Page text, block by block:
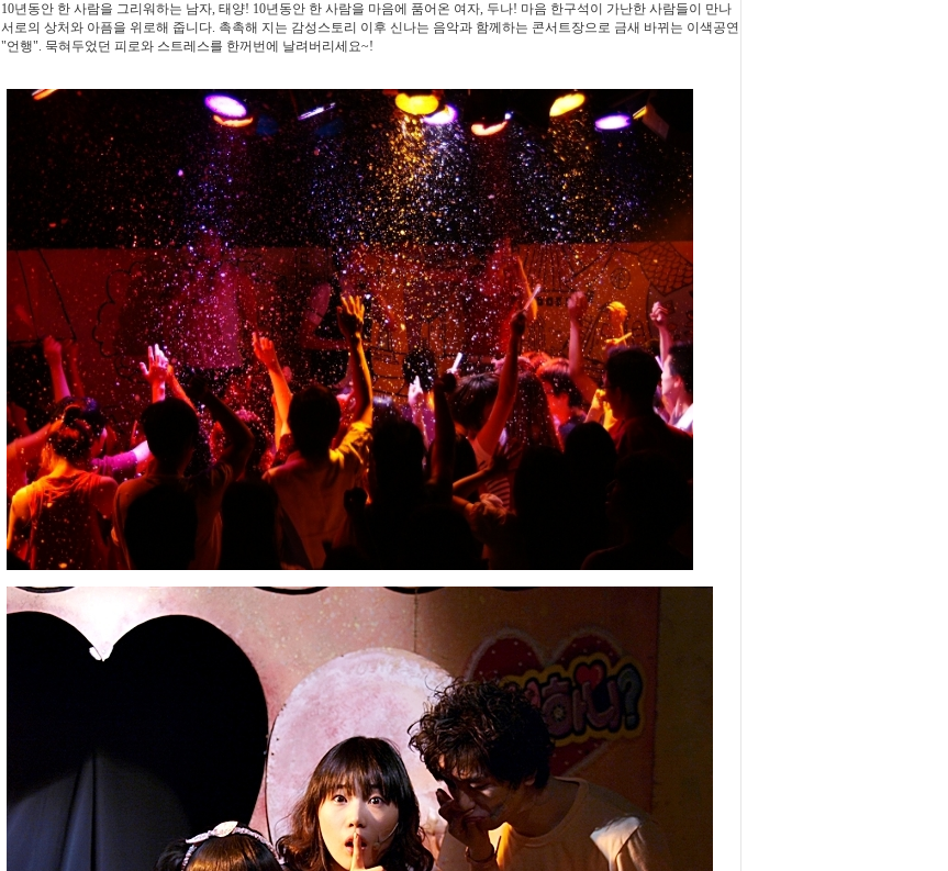
10년동안 한 사람을 그리워하는 남자, 태양! 10년동안 한 사람을 마음에 품어온 여자, 두나! 마음 한구석이 가난한 사람들이 만나
서로의 상처와 아픔을 위로해 줍니다. 촉촉해 지는 감성스토리 이후 신나는 음악과 함께하는 콘서트장으로 금새 바뀌는 이색공연
"언행". 묵혀두었던 피로와 스트레스를 한꺼번에 날려버리세요~!